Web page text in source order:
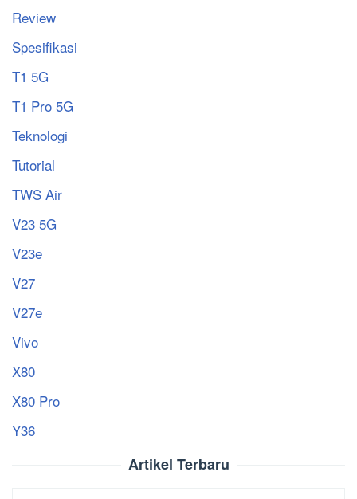
Review
Spesifikasi
T1 5G
T1 Pro 5G
Teknologi
Tutorial
TWS Air
V23 5G
V23e
V27
V27e
Vivo
X80
X80 Pro
Y36
Artikel Terbaru